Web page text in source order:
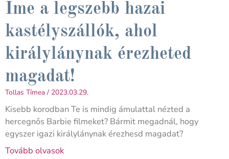
Íme a legszebb hazai
kastélyszállók, ahol
királylánynak érezheted
magadat!
Tollas Tímea 2023.03.29.
Kisebb korodban Te is mindig ámulattal nézted a
hercegnős Barbie filmeket? Bármit megadnál, hogy
egyszer igazi királylánynak érezhesd magadat?
Tovább olvasok